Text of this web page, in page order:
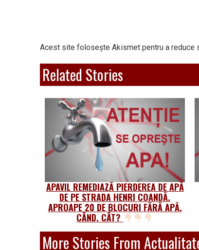
Acest site folosește Akismet pentru a reduce
Related Stories
APAVIL REMEDIAZĂ PIERDEREA DE APĂ
DE PE STRADA HENRI COANDĂ.
APROAPE 20 DE BLOCURI FĂRĂ APĂ.
CÂND. CÂT?
More Stories From